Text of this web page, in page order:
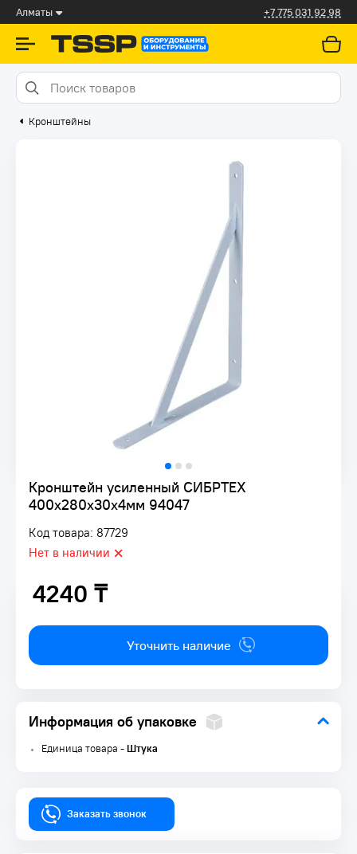
Алматы +7 775 031 92 98
Кронштейны
Кронштейн усиленный СИБРТЕХ
400х280х30х4мм 94047
Код товара: 87729
Нет в наличии
4240 ₸
4240 ₸
Уточнить наличие
Информация об упаковке
Единица товара -Штука
Заказать звонок